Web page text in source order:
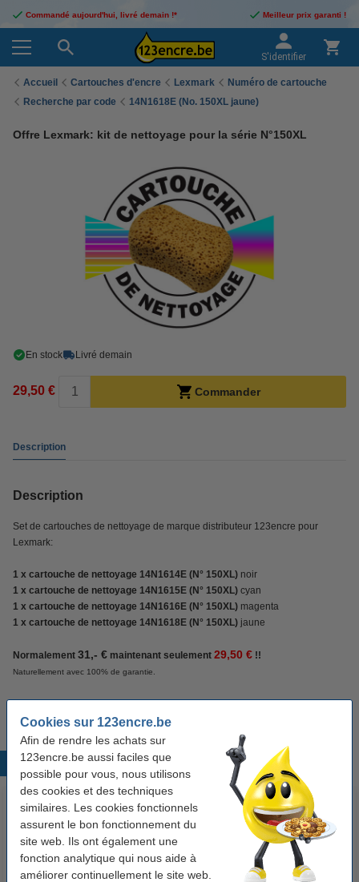
Cookies sur 123encre.be
Afin de rendre les achats sur
123encre.be aussi faciles que
possible pour vous, nous utilisons
des cookies et des techniques
similaires. Les cookies fonctionnels
assurent le bon fonctionnement du
site web. Ils ont également une
fonction analytique qui nous aide à
améliorer continuellement le site web.
Commandé aujourd'hui, livré demain !* Meilleur prix garanti !
S'identifier
Accueil Cartouches d'encre Lexmark
Numéro de cartouche
Recherche par code
14N1618E (No. 150XL jaune)
Offre Lexmark: kit de nettoyage pour la série N°150XL
En stock Livré demain
29,50 € Commander
Description
Description
Set de cartouches de nettoyage de marque distributeur 123encre pour
Lexmark:
1 x cartouche de nettoyage 14N1614E (N° 150XL) noir
1 x cartouche de nettoyage 14N1615E (N° 150XL) cyan
1 x cartouche de nettoyage 14N1616E (N° 150XL) magenta
1 x cartouche de nettoyage 14N1618E (N° 150XL) jaune
Normalement 31,- € maintenant seulement 29,50 € !!
Naturellement avec 100% de garantie.
Produits populaires